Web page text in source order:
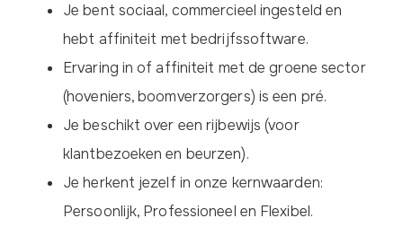
Je bent sociaal, commercieel ingesteld en
hebt affiniteit met bedrijfssoftware.
Ervaring in of affiniteit met de groene sector
(hoveniers, boomverzorgers) is een pré.
Je beschikt over een rijbewijs (voor
klantbezoeken en beurzen).
Je herkent jezelf in onze kernwaarden:
Persoonlijk, Professioneel en Flexibel.